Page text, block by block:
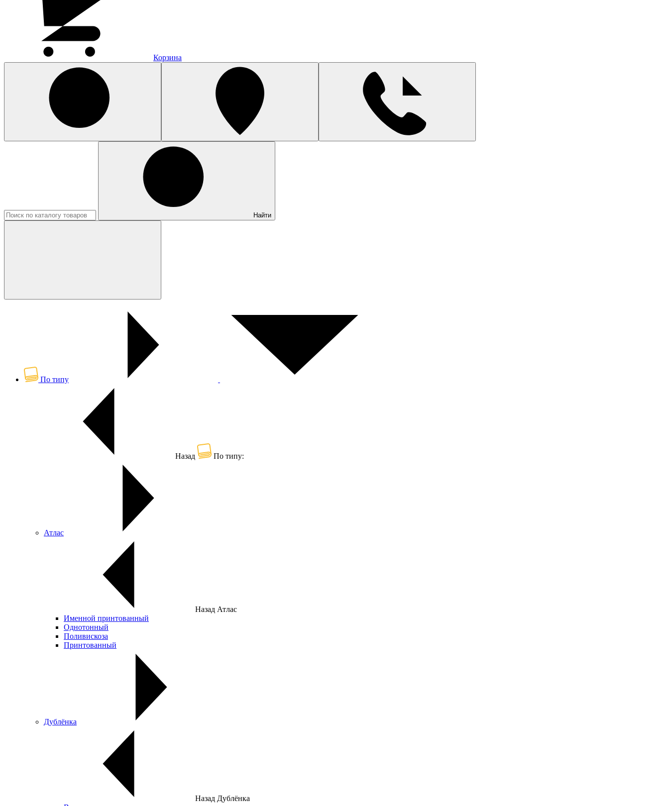
Корзина
Найти
По типу
Назад По типу:
Атлас
Назад Атлас
Именной принтованный
Однотонный
Поливискоза
Принтованный
Дублёнка
Назад Дублёнка